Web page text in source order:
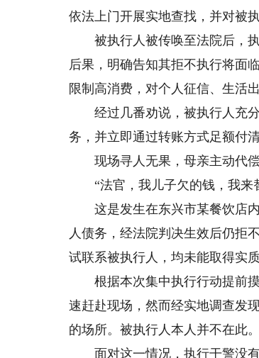
依法上门开展实地查找，并对被
被执行人被传唤至法院后，执
后果，明确告知其拒不执行将面
限制高消费，对个人征信、生活
经过几番劝说，被执行人充分
务，并立即通过转账方式足额付
现场寻人无果，母亲主动代
“法官，我儿子欠的钱，我来
这是发生在东兴市某餐饮店内
人债务，经法院判决生效后仍拒
试联系被执行人，均未能取得实质
根据本次集中执行行动提前摸
速赶赴现场，然而经实地调查发
的场所。被执行人本人并不在此。
面对这一情况，执行干警没有